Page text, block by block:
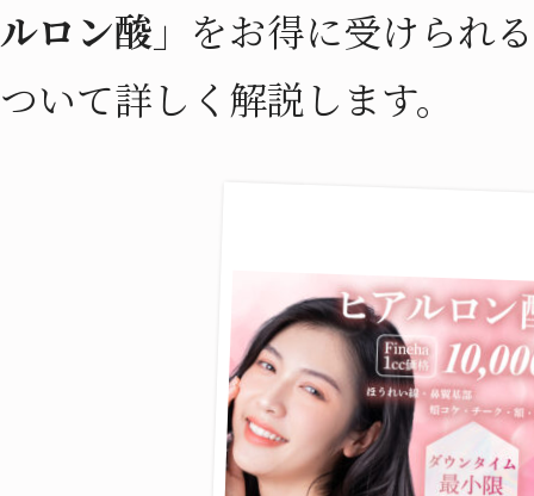
ルロン酸」 をお得に受けられ
ついて詳しく解説します。